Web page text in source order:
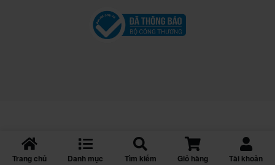
Trang chủ Danh mục Tìm kiếm Giỏ hàng Tài khoản